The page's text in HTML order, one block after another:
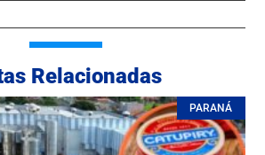
Relacionadas
PARANÁ